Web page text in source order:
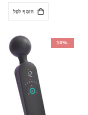
הוסף לסל
-10%